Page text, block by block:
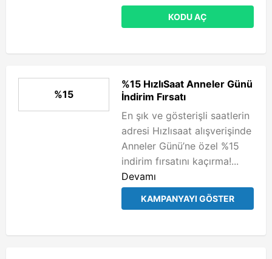
KODU AÇ
%15
%15 HızlıSaat Anneler Günü
İndirim Fırsatı
En şık ve gösterişli saatlerin
adresi Hızlısaat alışverişinde
Anneler Günü’ne özel %15
indirim fırsatını kaçırma!...
Devamı
KAMPANYAYI GÖSTER